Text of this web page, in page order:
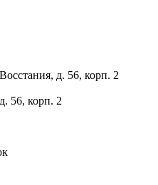
д. 56, корп. 2
56, корп. 2